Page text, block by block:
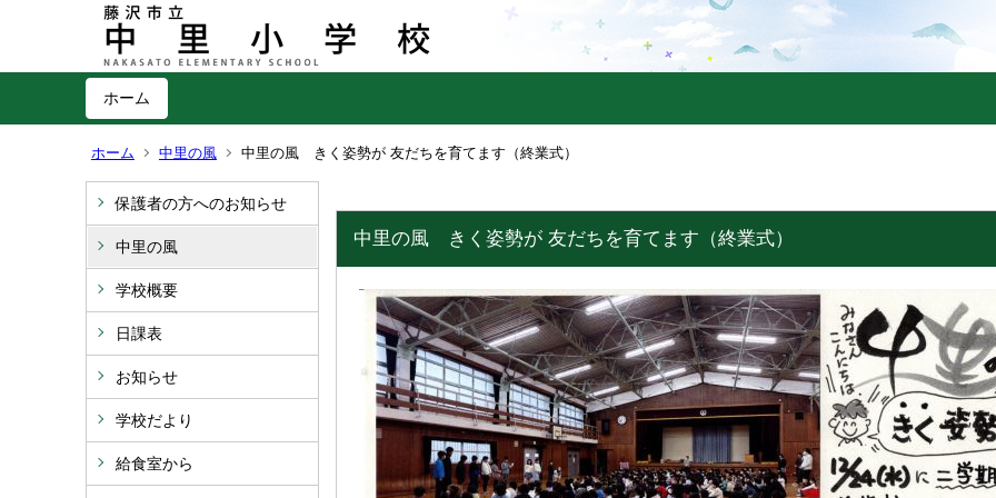
ホーム
ホーム 中里の風 中里の風 きく姿勢が 友だちを育てます（終業式）
保護者の方へのお知らせ
中里の風
学校概要
日課表
お知らせ
学校だより
給食室から
中里の風 きく姿勢が 友だちを育てます（終業式）